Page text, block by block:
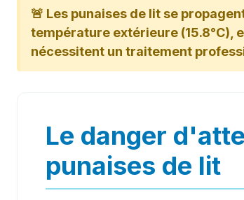
🚨 Les punaises de lit se
température extérieure
nécessitent un traitement
Le danger
punaises de lit